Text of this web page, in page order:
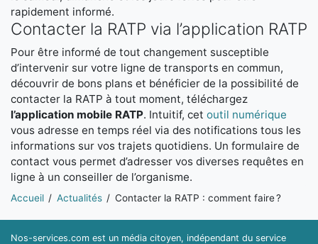
rapidement informé.
Contacter la RATP via l’application RATP
Pour être informé de tout changement susceptible
d’intervenir sur votre ligne de transports en commun,
découvrir de bons plans et bénéficier de la possibilité de
contacter la RATP à tout moment, téléchargez
l’application mobile RATP. Intuitif, cet outil numérique
vous adresse en temps réel via des notifications tous les
informations sur vos trajets quotidiens. Un formulaire de
contact vous permet d’adresser vos diverses requêtes en
ligne à un conseiller de l’organisme.
Vous êtes ici:
Accueil Actualités Contacter la RATP : comment faire ?
Nos-services.com est un média citoyen, indépendant du service